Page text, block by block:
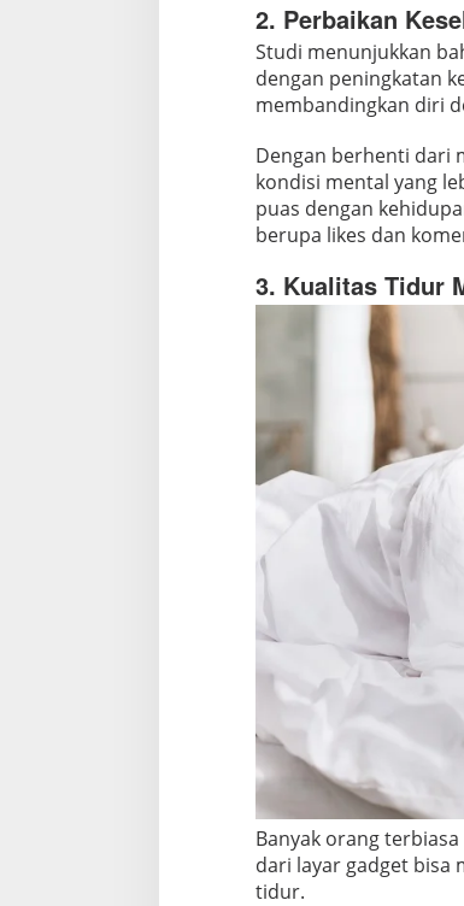
a
S
o
s
a
l
2. Perbaikan
Studi menunjukkan
dengan peningkatan
membandingkan diri
Dengan berhenti dari
kondisi mental yang
puas dengan
berupa likes dan
3. Kualitas Tidur
Banyak orang
dari layar gadget
tidur.